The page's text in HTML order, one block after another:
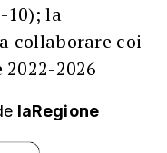
10); la
collaborare coi
2026
laRegione